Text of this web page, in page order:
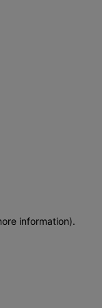
information).